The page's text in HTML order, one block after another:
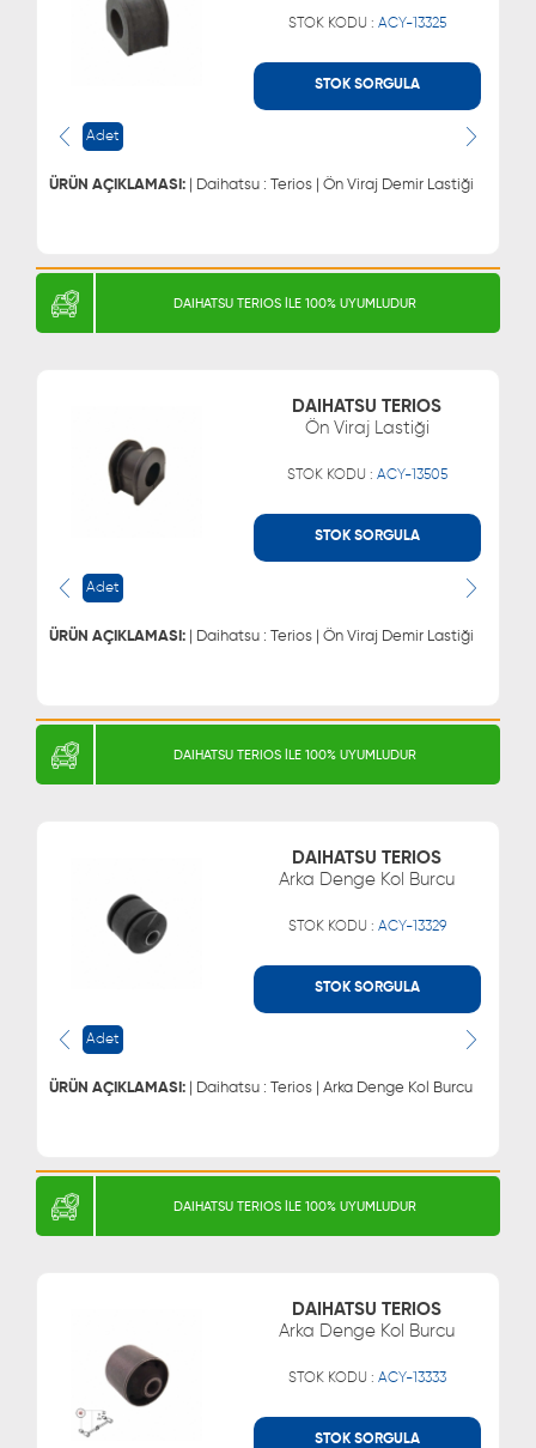
STOK KODU : ACY-13325
STOK SORGULA
Adet
ÜRÜN AÇIKLAMASI: | Daihatsu : Terios | Ön Viraj Demir Lastiği
0543 329 21 55
DAIHATSU TERIOS İLE 100% UYUMLUDUR
DAIHATSU TERIOS
Ön Viraj Lastiği
STOK KODU : ACY-13505
STOK SORGULA
Adet
ÜRÜN AÇIKLAMASI: | Daihatsu : Terios | Ön Viraj Demir Lastiği
0543 329 21 55
DAIHATSU TERIOS İLE 100% UYUMLUDUR
DAIHATSU TERIOS
Arka Denge Kol Burcu
STOK KODU : ACY-13329
STOK SORGULA
Adet
ÜRÜN AÇIKLAMASI: | Daihatsu : Terios | Arka Denge Kol Burcu
0543 329 21 55
DAIHATSU TERIOS İLE 100% UYUMLUDUR
DAIHATSU TERIOS
Arka Denge Kol Burcu
STOK KODU : ACY-13333
STOK SORGULA